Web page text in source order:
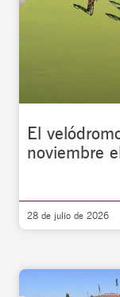
El
noviembre
28 de julio de 2026